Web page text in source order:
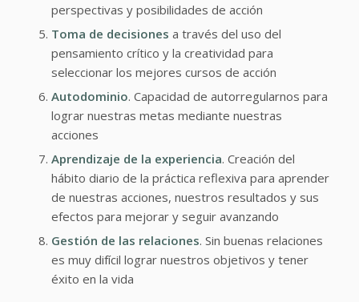
perspectivas y posibilidades de acción
Toma de decisiones a través del uso del
pensamiento crítico y la creatividad para
seleccionar los mejores cursos de acción
Autodominio. Capacidad de autorregularnos para
lograr nuestras metas mediante nuestras
acciones
Aprendizaje de la experiencia. Creación del
hábito diario de la práctica reflexiva para aprender
de nuestras acciones, nuestros resultados y sus
efectos para mejorar y seguir avanzando
Gestión de las relaciones. Sin buenas relaciones
es muy difícil lograr nuestros objetivos y tener
éxito en la vida